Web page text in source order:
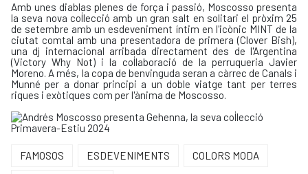
Amb unes diablas plenes de força i passió, Moscosso presenta
la seva nova col·lecció amb un gran salt en solitari el pròxim 25
de setembre amb un esdeveniment íntim en l'icònic MINT de la
ciutat comtal amb una presentadora de primera (Clover Bish),
una dj internacional arribada directament des de l'Argentina
(Victory Why Not) i la col·laboració de la perruqueria Javier
Moreno. A més, la copa de benvinguda seran a càrrec de Canals i
Munné per a donar principi a un doble viatge tant per terres
riques i exòtiques com per l'ànima de Moscosso.
FAMOSOS ESDEVENIMENTS COLORS MODA